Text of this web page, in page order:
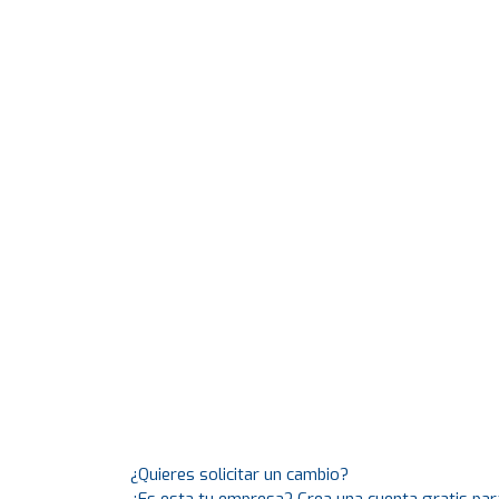
¿Quieres solicitar un cambio?